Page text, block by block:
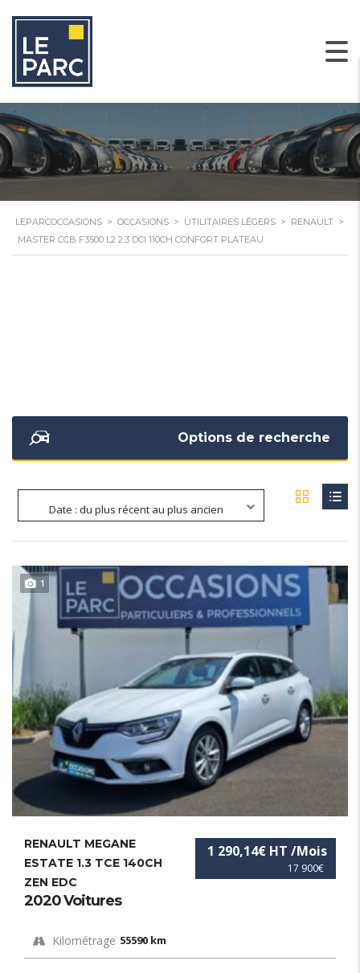
LEPARCOCCASIONS > OCCASIONS > UTILITAIRES LÉGERS > RENAULT >
MASTER CCB F3500 L2 2.3 DCI 110CH CONFORT PLATEAU
Options de recherche
Date : du plus récent au plus ancien
1
17 900€
1 290,14€ HT /Mois
RENAULT MEGANE
ESTATE 1.3 TCE 140CH
ZEN EDC
2020 Voitures
Kilométrage 55590 km